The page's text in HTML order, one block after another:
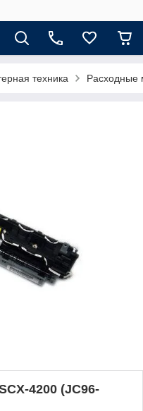
техника Расходные
4200 (JC96-